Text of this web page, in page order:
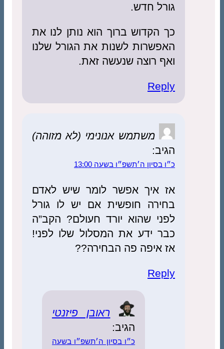
גורל חדש.
כך הקדוש ברוך הוא נותן לנו את
האפשרות לשנות את הגורל שלנו
ואף רוצה שנעשה זאת.
Reply
משתמש אנונימי (לא מזוהה)
הגיב:
כ״ו בסיון ה׳תשפ״ו בשעה 13:00
אז איך אפשר לומר שיש לאדם
בחירה חופשית אם יש לו גורל
לפני שהוא יורד חעולם? הקב”ה
כבר ידע את המסלול שלו לפני!
אז איפה פה הבחירה??
Reply
ראובן פיזנטי
הגיב:
כ״ו בסיון ה׳תשפ״ו בשעה